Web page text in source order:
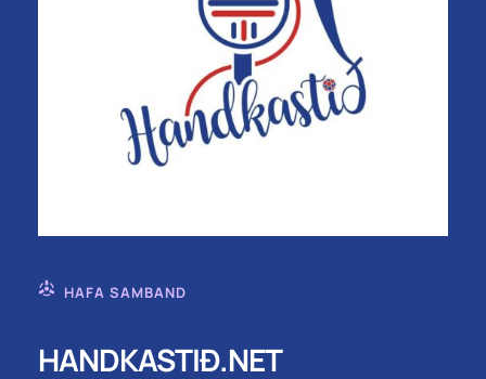
HAFA SAMBAND
HANDKASTIÐ.NET